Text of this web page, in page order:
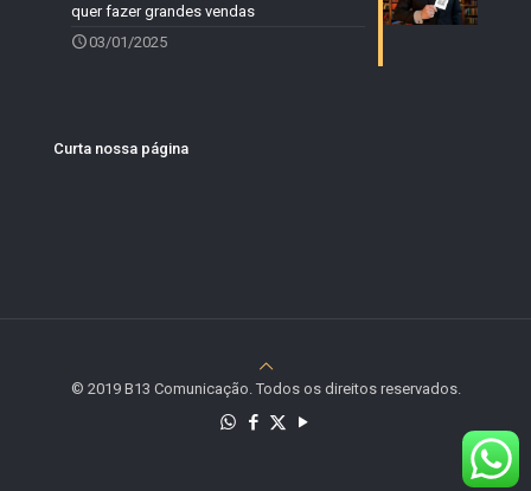
quer fazer grandes vendas
03/01/2025
Curta nossa página
© 2019 B13 Comunicação. Todos os direitos reservados.